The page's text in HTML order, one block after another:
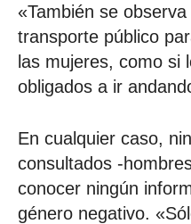
«También se
transporte público
las mujeres, como si
obligados a ir
En cualquier caso,
consultados -
conocer ningún
género negativo.